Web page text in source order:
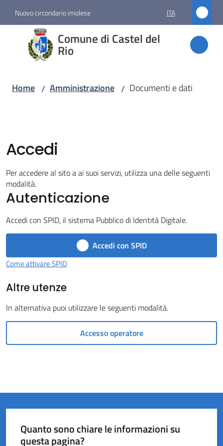
Nuovo circondario imolese ITA
Comune di Castel del
Rio
Comune
di
Castel
Servizi
Vivere
Castel
Rio
on-
gli
argomenti
Home / Amministrazione / Documenti e dati
Accedi
Per accedere al sito a ai suoi servizi, utilizza una delle seguenti
modalità.
Autenticazione
Accedi con SPID, il sistema Pubblico di Identità Digitale.
Accedi con SPID
Come attivare SPID
Altre utenze
In alternativa puoi utilizzare le seguenti modalità.
Accesso operatore
Quanto sono chiare le informazioni su
questa pagina?